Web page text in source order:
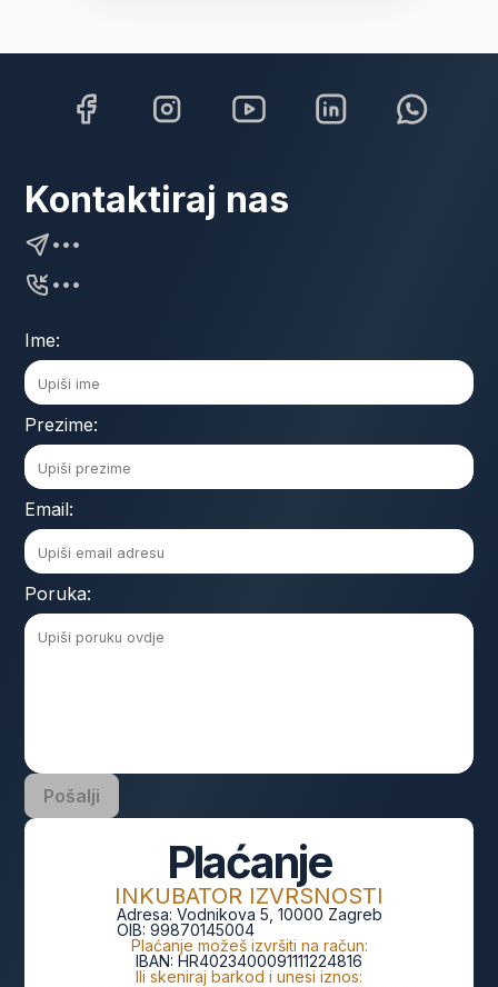
Kontaktiraj nas
•••
•••
Ime:
Prezime:
Email:
Poruka:
Pošalji
Plaćanje
INKUBATOR IZVRSNOSTI
Adresa: Vodnikova 5, 10000 Zagreb
OIB: 99870145004
Plaćanje možeš izvršiti na račun:
IBAN: HR4023400091111224816
Ili skeniraj barkod i unesi iznos: